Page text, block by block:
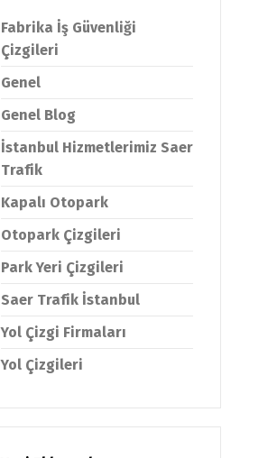
Fabrika İş Güvenliği
Çizgileri
Genel
Genel Blog
İstanbul Hizmetlerimiz Saer
Trafik
Kapalı Otopark
Otopark Çizgileri
Park Yeri Çizgileri
Saer Trafik İstanbul
Yol Çizgi Firmaları
Yol Çizgileri